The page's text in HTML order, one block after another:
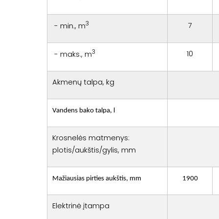
- min., m3 7
- maks., m3 10
Akmenų talpa, kg
Vandens bako talpa, l
Krosnelės matmenys:
plotis/aukštis/gylis, mm
Mažiausias pirties aukštis, mm 1900
Elektrinė įtampa